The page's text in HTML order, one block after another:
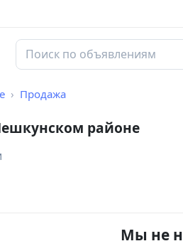
Продажа
районе
Мы не